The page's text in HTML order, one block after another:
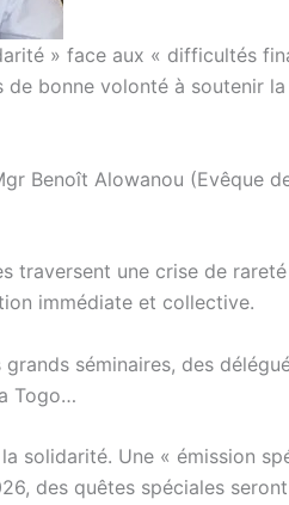
» face aux « difficultés
de bonne volonté à soutenir
Benoît Alowanou (Evêque
traversent une crise de
immédiate et collective.
séminaires, des
Togo…
solidarité. Une « émission
des quêtes spéciales